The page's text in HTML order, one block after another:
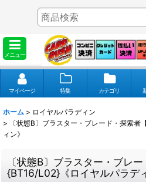
メニュー
マイページ 特集 カテゴリ
ホーム > ロイヤルパラディン
>
〔状態B〕ブラスター・ブレード・探索
ィン》
〔状態B〕ブラスター・ブレー
{BT16/L02}《ロイヤルパラデ